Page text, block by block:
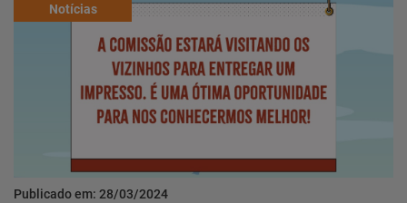
HomeNotícias
Publicado em: 28/03/2024